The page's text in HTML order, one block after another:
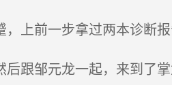
上前一步拿过两本诊断
跟邹元龙一起，来到了掌